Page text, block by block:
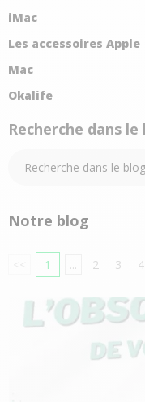
iMac
Les accessoires Apple
Mac
Okalife
Recherche dans le
Notre blog
1 ... 2 3 4